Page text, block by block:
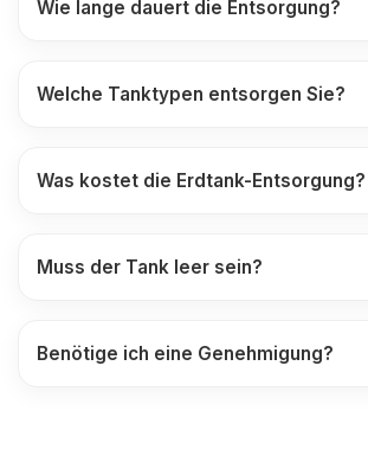
Wie lange dauert die Entsorgung?
Welche Tanktypen entsorgen Sie?
Was kostet die Erdtank-Entsorgung?
Muss der Tank leer sein?
Benötige ich eine Genehmigung?